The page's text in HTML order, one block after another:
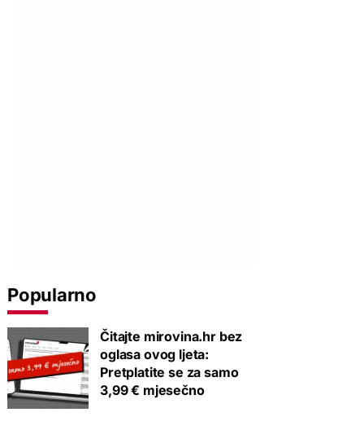
Popularno
Čitajte mirovina.hr bez
oglasa ovog ljeta:
Pretplatite se za samo
3,99 € mjesečno